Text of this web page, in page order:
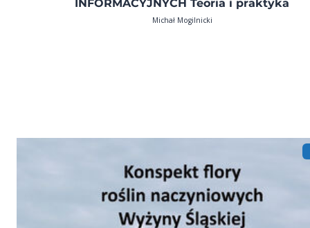
INFORMACYJNYCH Teoria i praktyka
Michał Mogilnicki